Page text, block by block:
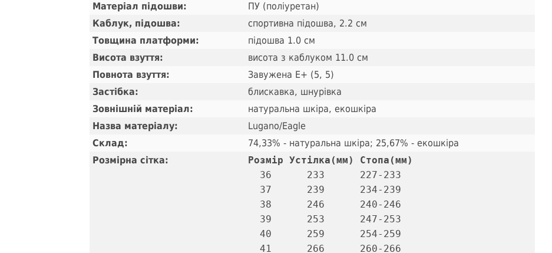
Матеріал підошви:
ПУ (поліуретан)
Каблук, підошва:
спортивна підошва, 2.2 см
Товщина платформи:
підошва 1.0 см
Висота взуття:
висота з каблуком 11.0 см
Повнота взуття:
Завужена E+ (5, 5)
Застібка:
блискавка, шнурівка
Зовнішній матеріал:
натуральна шкіра, екошкіра
Назва матеріалу:
Lugano/Eagle
Склад:
74,33% - натуральна шкіра; 25,67% - екошкіра
Розмірна сітка:
Розмір Устілка(мм) Стопа(мм)
  36      233      227-233
  37      239      234-239
  38      246      240-246
  39      253      247-253
  40      259      254-259
  41      266      260-266